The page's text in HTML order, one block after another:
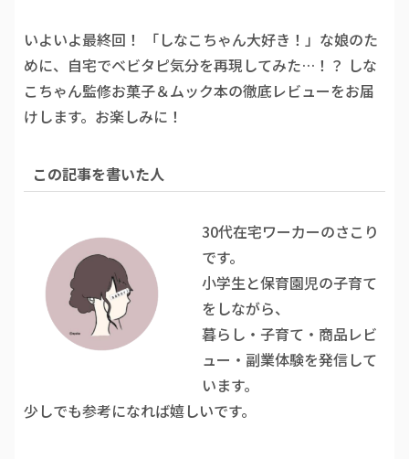
いよいよ最終回！ 「しなこちゃん大好き！」な娘のた
めに、自宅でベビタピ気分を再現してみた…！？ しな
こちゃん監修お菓子＆ムック本の徹底レビューをお届
けします。お楽しみに！
この記事を書いた人
30代在宅ワーカーのさこり
です。
小学生と保育園児の子育て
をしながら、
暮らし・子育て・商品レビ
ュー・副業体験を発信して
います。
少しでも参考になれば嬉しいです。